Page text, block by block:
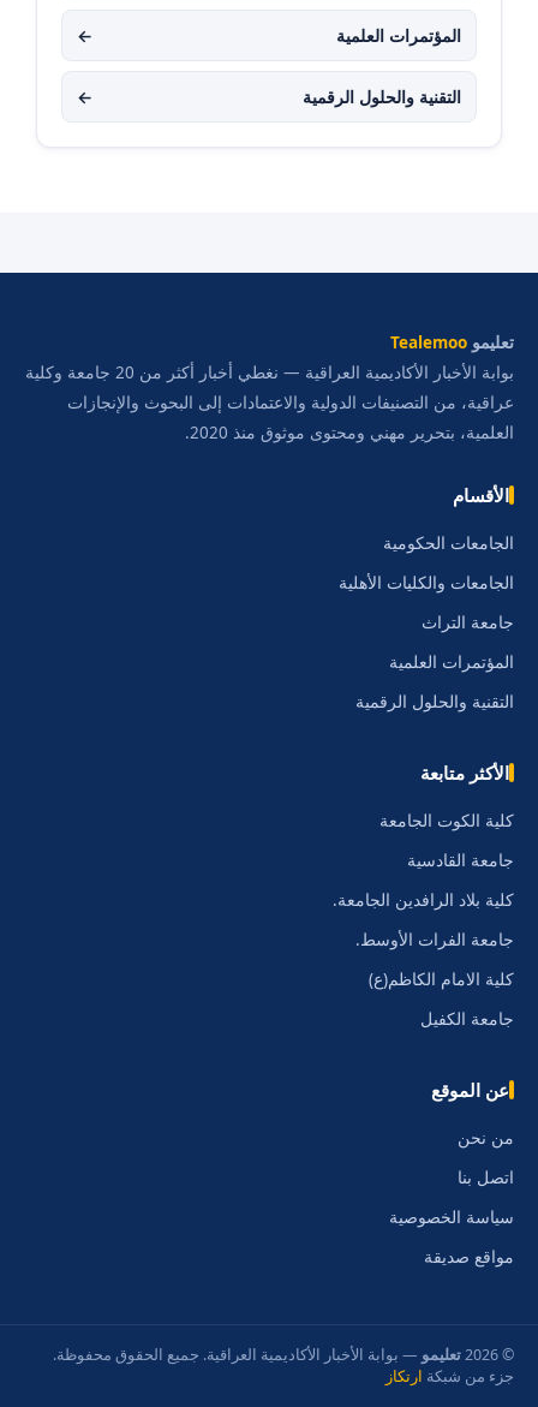
المؤتمرات العلمية ←
التقنية والحلول الرقمية ←
تعليمو Tealemoo
بوابة الأخبار الأكاديمية العراقية — نغطي أخبار أكثر من 20 جامعة وكلية
عراقية، من التصنيفات الدولية والاعتمادات إلى البحوث والإنجازات
العلمية، بتحرير مهني ومحتوى موثوق منذ 2020.
الأقسام
الجامعات الحكومية
الجامعات والكليات الأهلية
جامعة التراث
المؤتمرات العلمية
التقنية والحلول الرقمية
الأكثر متابعة
كلية الكوت الجامعة
جامعة القادسية
كلية بلاد الرافدين الجامعة.
جامعة الفرات الأوسط.
كلية الامام الكاظم(ع)
جامعة الكفيل
عن الموقع
من نحن
اتصل بنا
سياسة الخصوصية
مواقع صديقة
© 2026 تعليمو — بوابة الأخبار الأكاديمية العراقية. جميع الحقوق محفوظة.
جزء من شبكة ارتكاز